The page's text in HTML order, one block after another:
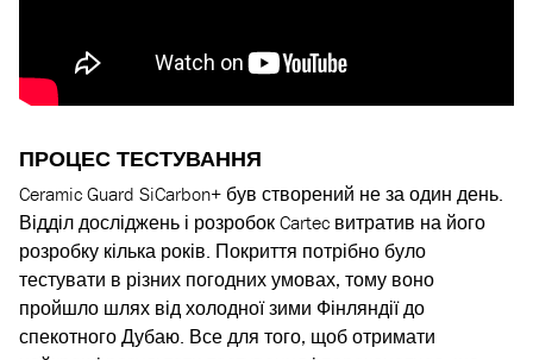
ПРОЦЕС ТЕСТУВАННЯ
Ceramic Guard SiCarbon+ був створений не за один день.
Відділ досліджень і розробок Cartec витратив на його
розробку кілька років. Покриття потрібно було
тестувати в різних погодних умовах, тому воно
пройшло шлях від холодної зими Фінляндії до
спекотного Дубаю. Все для того, щоб отримати